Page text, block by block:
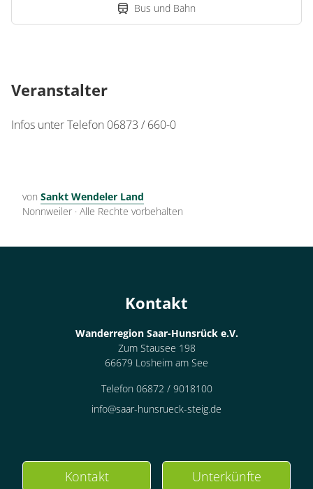
Bus und Bahn
Veranstalter
Infos unter Telefon 06873 / 660-0
von Sankt Wendeler Land
Nonnweiler · Alle Rechte vorbehalten
Kontakt
Wanderregion Saar-Hunsrück e.V.
Zum Stausee 198
66679 Losheim am See
Telefon 06872 / 9018100
info@saar-hunsrueck-steig.de
Kontakt Unterkünfte